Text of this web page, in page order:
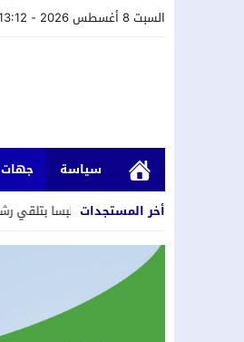
السبت 8 أغسطس 2026 - 13:12 مساءً
سياسة جهات
أخر المستجدات
جماعة متلبسا بتلقي رشوة قدرها 3000 درهم